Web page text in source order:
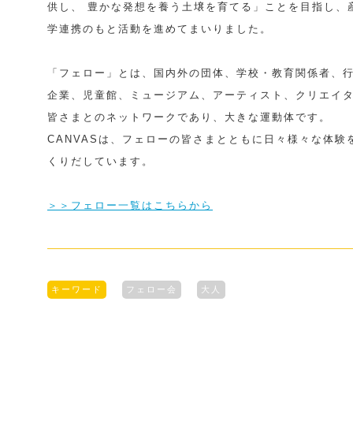
供し、 豊かな発想を養う土壌を育てる」ことを目指し、
学連携のもと活動を進めてまいりました。
「フェロー」とは、国内外の団体、学校・教育関係者、
企業、児童館、ミュージアム、アーティスト、クリエイ
皆さまとのネットワークであり、大きな運動体です。
CANVASは、フェローの皆さまとともに日々様々な体験
くりだしています。
＞＞フェロー一覧はこちらから
キーワード フェロー会 大人